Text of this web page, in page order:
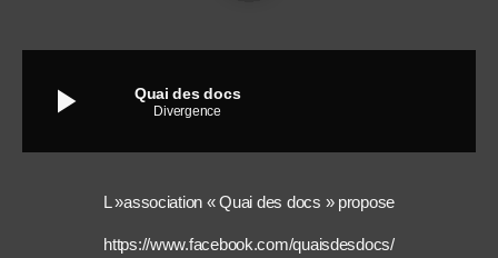
play_arrow Quai des docs
Divergence
L »association « Quai des docs » propose
https://www.facebook.com/quaisdesdocs/